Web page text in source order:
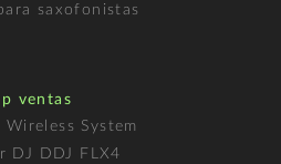
saxofonistas
ventas
System
DJ DDJ FLX4